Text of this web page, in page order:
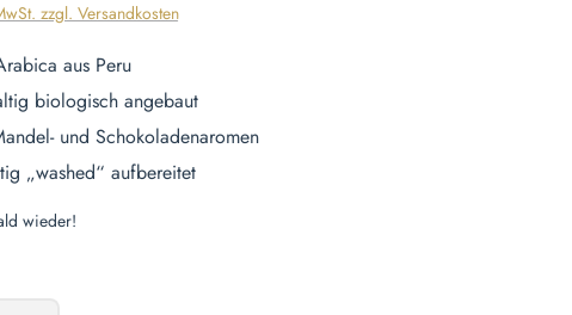
zzgl. Versandkosten
aus Peru
biologisch angebaut
und Schokoladenaromen
„washed“ aufbereitet
wieder!